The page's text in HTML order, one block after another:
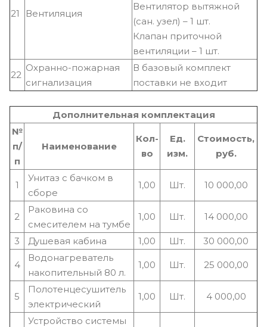
21 Вентиляция
Вентилятор вытяжной
(сан. узел) – 1 шт.
Клапан приточной
вентиляции – 1 шт.
22
Охранно-пожарная
сигнализация
В базовый комплект
поставки не входит
Дополнительная комплектация
№
п/
п
Наименование
Кол-
во
Ед.
изм.
Стоимость,
руб.
1
Унитаз с бачком в
сборе
1,00 Шт. 10 000,00
2
Раковина со
смесителем на тумбе
1,00 Шт. 14 000,00
3 Душевая кабина 1,00 Шт. 30 000,00
4
Водонагреватель
накопительный 80 л.
1,00 Шт. 25 000,00
5
Полотенцесушитель
электрический
1,00 Шт. 4 000,00
Устройство системы